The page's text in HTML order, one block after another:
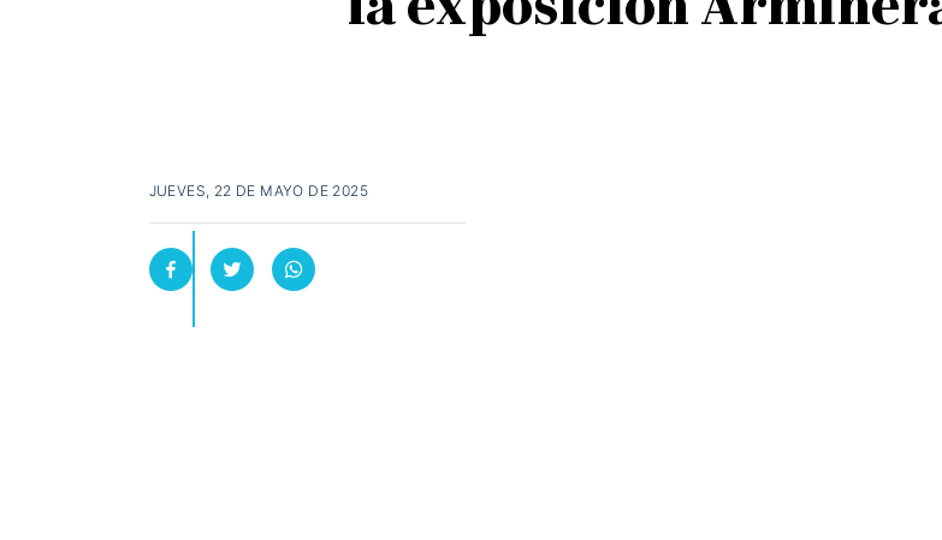
JUEVES, 22 DE MAYO DE 2025